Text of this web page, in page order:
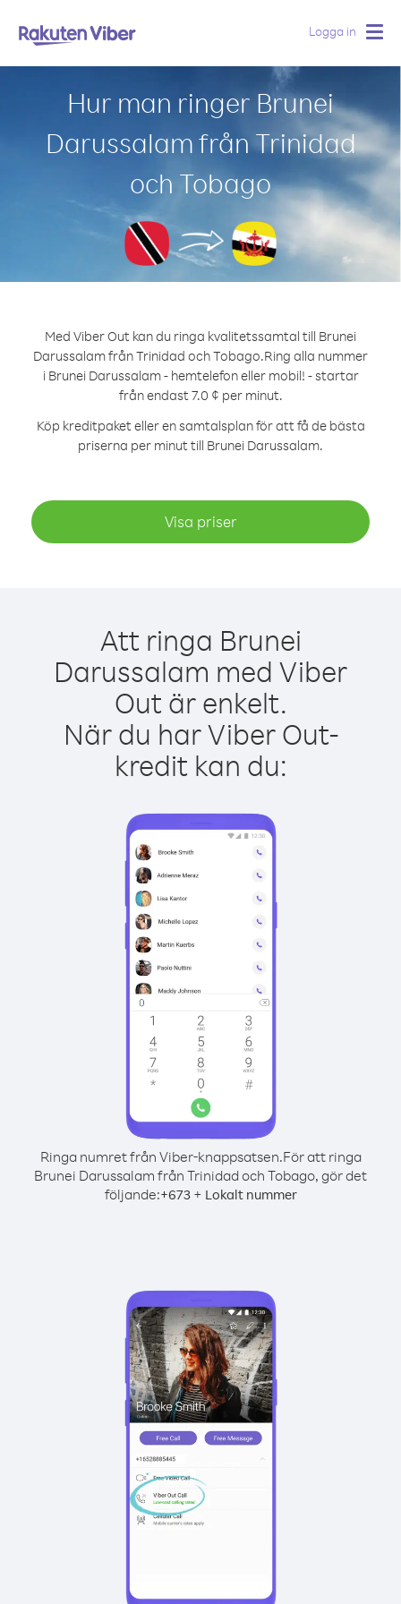
Logga in
Hur man ringer Brunei
Darussalam från Trinidad
och Tobago
Med Viber Out kan du ringa kvalitetssamtal till Brunei
Darussalam från Trinidad och Tobago.Ring alla nummer
i Brunei Darussalam - hemtelefon eller mobil! - startar
från endast 7.0 ¢ per minut.
Köp kreditpaket eller en samtalsplan för att få de bästa
priserna per minut till Brunei Darussalam.
Visa priser
Att ringa Brunei
Darussalam med Viber
Out är enkelt.
När du har Viber Out-
kredit kan du:
Ringa numret från Viber-knappsatsen.För att ringa
Brunei Darussalam från Trinidad och Tobago, gör det
följande:+673+ Lokalt nummer